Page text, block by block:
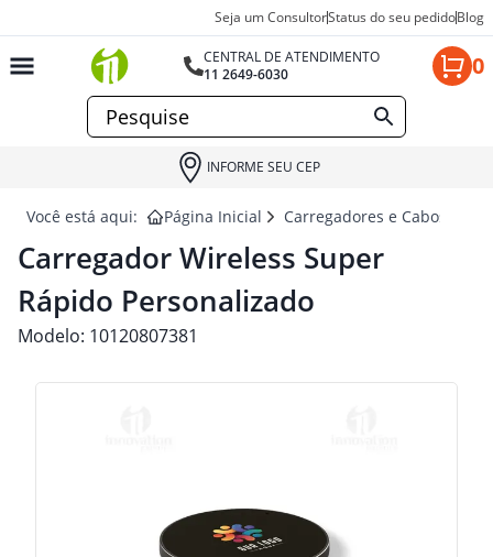
Seja um ConsultorStatus do seu pedidoBlog
CENTRAL DE ATENDIMENTO
11 2649-6030
0
INFORME SEU CEP
Você está aqui: Página Inicial Carregadores e Cabos Usb
Carregador Wireless Super
Rápido Personalizado
Modelo: 10120807381